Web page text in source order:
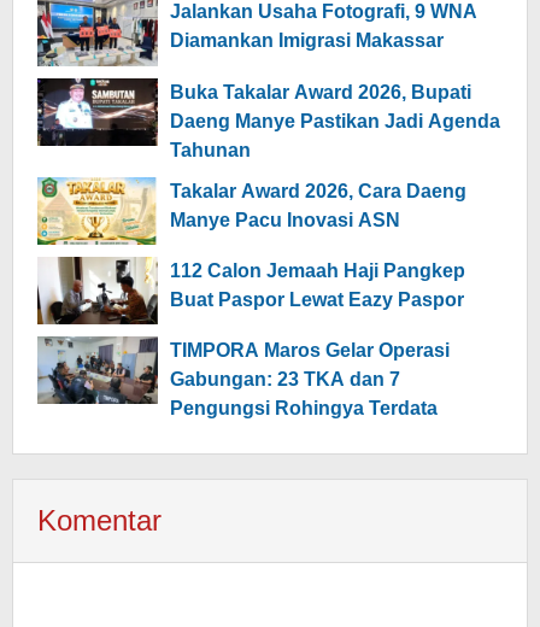
Jalankan Usaha Fotografi, 9 WNA
Diamankan Imigrasi Makassar
Buka Takalar Award 2026, Bupati
Daeng Manye Pastikan Jadi Agenda
Tahunan
Takalar Award 2026, Cara Daeng
Manye Pacu Inovasi ASN
112 Calon Jemaah Haji Pangkep
Buat Paspor Lewat Eazy Paspor
TIMPORA Maros Gelar Operasi
Gabungan: 23 TKA dan 7
Pengungsi Rohingya Terdata
Komentar